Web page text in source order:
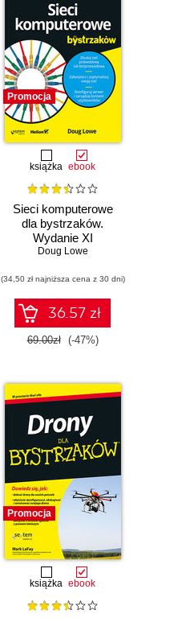
Promocja
książka ebook
Sieci komputerowe
dla bystrzaków.
Wydanie XI
Doug Lowe
(34,50 zł najniższa cena z 30 dni)
36.57 zł
69.00zł (-47%)
Promocja
książka ebook